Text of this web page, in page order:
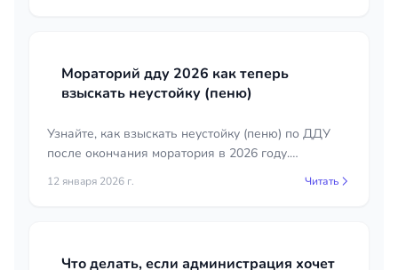
Мораторий дду 2026 как теперь
взыскать неустойку (пеню)
Узнайте, как взыскать неустойку (пеню) по ДДУ
после окончания моратория в 2026 году.
Подробное руководство для дольщиков.
12 января 2026 г. Читать
Что делать, если администрация хочет